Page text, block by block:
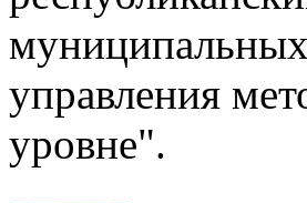
управления
уровне".